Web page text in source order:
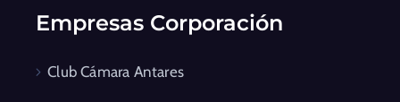
Empresas Corporación
Club Cámara Antares